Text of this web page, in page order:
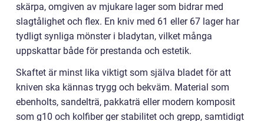
skärpa, omgiven av mjukare lager som bidrar med
slagtålighet och flex. En kniv med 61 eller 67 lager har
tydligt synliga mönster i bladytan, vilket många
uppskattar både för prestanda och estetik.
Skaftet är minst lika viktigt som själva bladet för att
kniven ska kännas trygg och bekväm. Material som
ebenholts, sandelträ, pakkaträ eller modern komposit
som g10 och kolfiber ger stabilitet och grepp, samtidigt